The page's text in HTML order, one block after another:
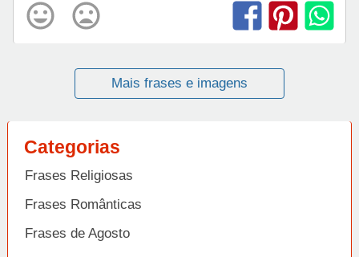
Mais frases e imagens
Categorias
Frases Religiosas
Frases Românticas
Frases de Agosto